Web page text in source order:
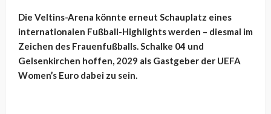
Die Veltins-Arena könnte erneut Schauplatz eines
internationalen Fußball-Highlights werden – diesmal im
Zeichen des Frauenfußballs. Schalke 04 und
Gelsenkirchen hoffen, 2029 als Gastgeber der UEFA
Women’s Euro dabei zu sein.